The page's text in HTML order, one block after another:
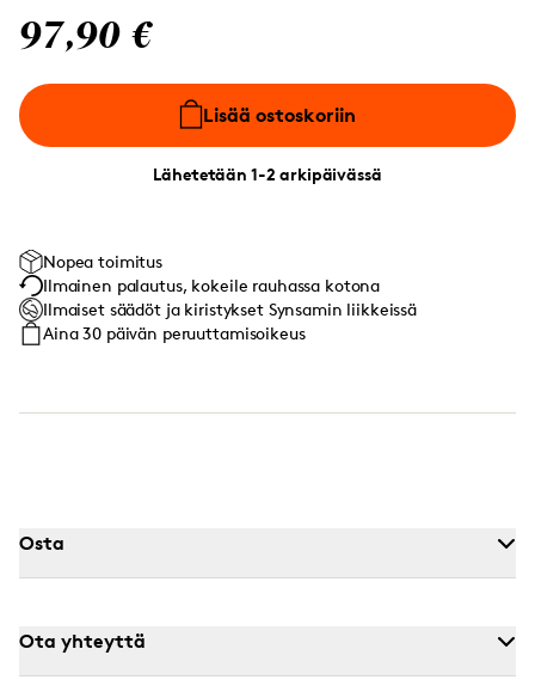
97,90 €
Lisää ostoskoriin
Lähetetään 1-2 arkipäivässä
Nopea toimitus
Ilmainen palautus, kokeile rauhassa kotona
Ilmaiset säädöt ja kiristykset Synsamin liikkeissä
Aina 30 päivän peruuttamisoikeus
Osta
Ota yhteyttä